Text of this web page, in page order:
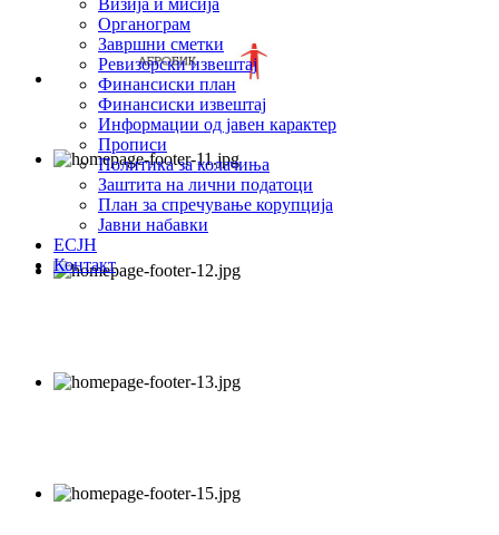
Визија и мисија
Органограм
Завршни сметки
Ревизорски извештај
Финансиски план
Финансиски извештај
Информации од јавен карактер
Прописи
Политика за колачиња
Заштита на лични податоци
План за спречување корупција
Јавни набавки
ЕСЈН
Контакт